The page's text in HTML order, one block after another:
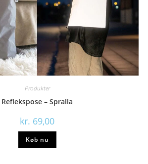
Produkter
Reflekspose – Spralla
kr. 69,00
Køb nu